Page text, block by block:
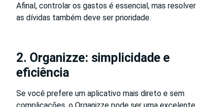
Afinal, controlar os gastos é essencial, mas resolver
as dívidas também deve ser prioridade.
2. Organizze: simplicidade e
eficiência
Se você prefere um aplicativo mais direto e sem
complicações, o Organizze pode ser uma excelente